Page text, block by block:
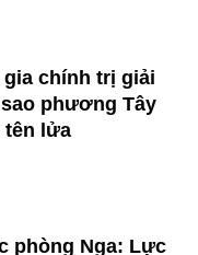
gia chính trị giải
phương Tây
tên lửa
phòng Nga: Lực